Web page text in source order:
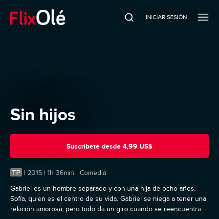
INICIAR SESIÓN
Sin hijos
Suscríbete desde 4,99 US$
TP | 2015 | 1h 36min | Comedia
Gabriel es un hombre separado y con una hija de ocho años,
Sofía, quien es el centro de su vida. Gabriel se niega a tener una
relación amorosa, pero todo da un giro cuando se reencuentra